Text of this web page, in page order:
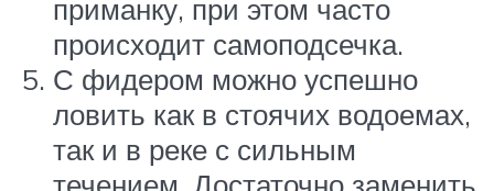
приманку, при этом часто
происходит самоподсечка.
С фидером можно успешно
ловить как в стоячих водоемах,
так и в реке с сильным